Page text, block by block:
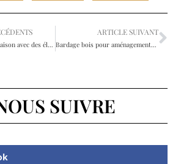
Rénover votre maison avec des éléments décoratifs contemporains
ARTICLE SUIVANT
Bardage bois pour aménagements extérieurs : quel type de bois choisir ?
SUIVRE